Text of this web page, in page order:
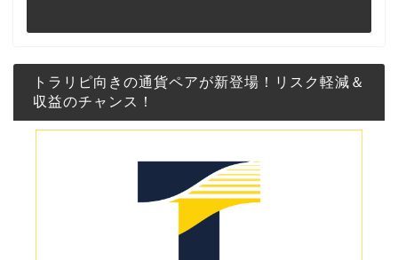
トラリピ向きの通貨ペアが新登場！リスク軽減＆
収益のチャンス！